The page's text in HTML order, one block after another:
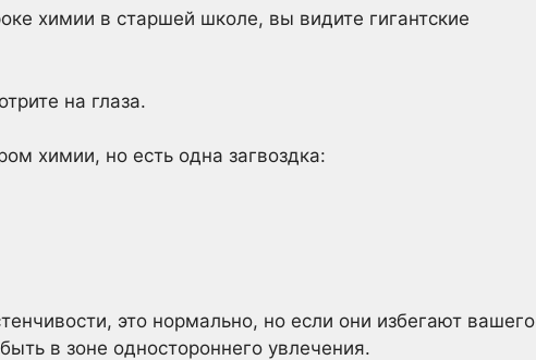
химии в старшей школе, вы видите гигантские
на глаза.
химии, но есть одна загвоздка:
это нормально, но если они избегают вашего
в зоне одностороннего увлечения.